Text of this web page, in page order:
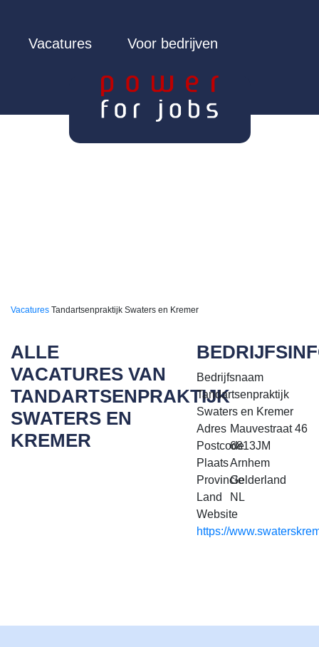
Vacatures Voor bedrijven
Vacatures Tandartsenpraktijk Swaters en Kremer
ALLE
VACATURES VAN
TANDARTSENPRAKTIJK
SWATERS EN
KREMER
Bedrijfsnaam
Tandartsenpraktijk
Swaters en Kremer
Adres Mauvestraat 46
Postcode6813JM
PlaatsArnhem
ProvincieGelderland
Land
NL
Website
https://